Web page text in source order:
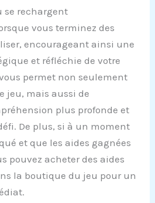
se rechargent
vous terminez des
encourageant ainsi une
et réfléchie de votre
permet non seulement
jeu, mais aussi de
plus profonde et
De plus, si à un moment
et que les aides gagnées
pouvez acheter des aides
la boutique du jeu pour un